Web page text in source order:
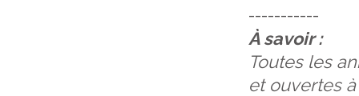
-----------
À savoir :
Toutes les
et ouvertes